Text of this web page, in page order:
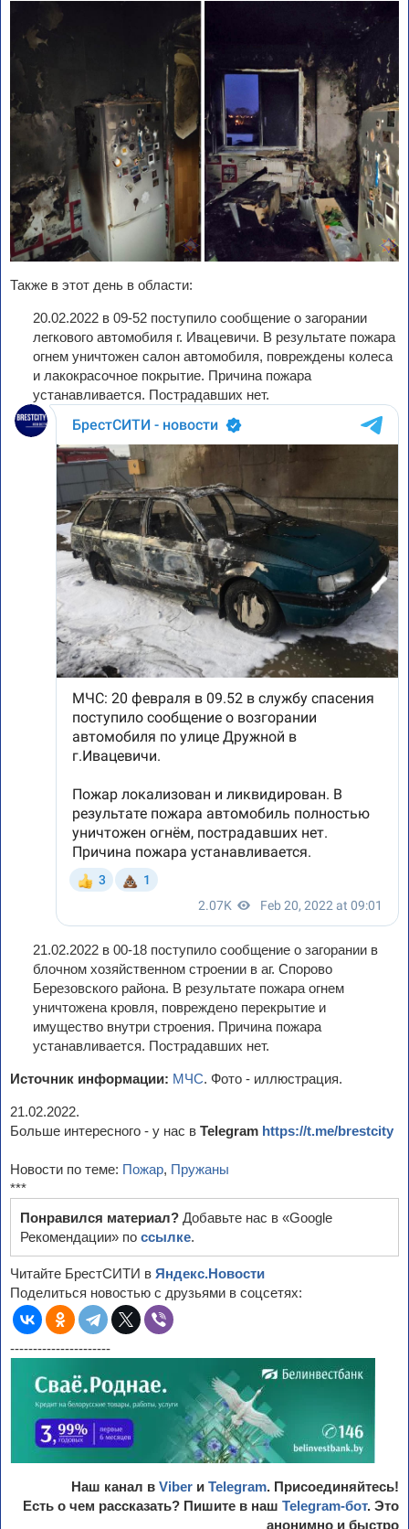
Также в этот день в области:
20.02.2022 в 09-52 поступило сообщение о загорании
легкового автомобиля г. Ивацевичи. В результате пожара
огнем уничтожен салон автомобиля, повреждены колеса
и лакокрасочное покрытие. Причина пожара
устанавливается. Пострадавших нет.
21.02.2022 в 00-18 поступило сообщение о загорании в
блочном хозяйственном строении в аг. Спорово
Березовского района. В результате пожара огнем
уничтожена кровля, повреждено перекрытие и
имущество внутри строения. Причина пожара
устанавливается. Пострадавших нет.
Источник информации: МЧС. Фото - иллюстрация.
21.02.2022.
Больше интересного - у нас в Telegram https://t.me/brestcity
Новости по теме: Пожар, Пружаны
***
Понравился материал? Добавьте нас в «Google
Рекомендации» по ссылке.
Читайте БрестСИТИ в Яндекс.Новости
Поделиться новостью с друзьями в соцсетях:
----------------------
Наш канал в Viber и Telegram. Присоединяйтесь!
Есть о чем рассказать? Пишите в наш Telegram-бот. Это
анонимно и быстро